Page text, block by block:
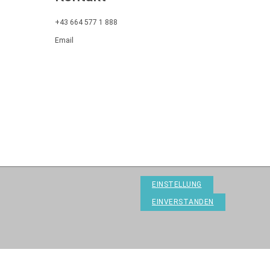
+43 664 577 1 888
Email
EINSTELLUNG
EINVERSTANDEN